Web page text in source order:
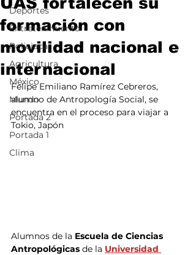
Deportes
Entretenimiento
Policiaca
Agricultura
México
Mundo
Portada 2
Portada 1
Clima
formación con
movilidad nacional e
internacional
Felipe Emiliano Ramírez Cebreros,
alumno de Antropología Social, se
encuentra en el proceso para viajar a
Tokio, Japón
Alumnos de la Escuela de Ciencias
Antropológicas de la Universidad